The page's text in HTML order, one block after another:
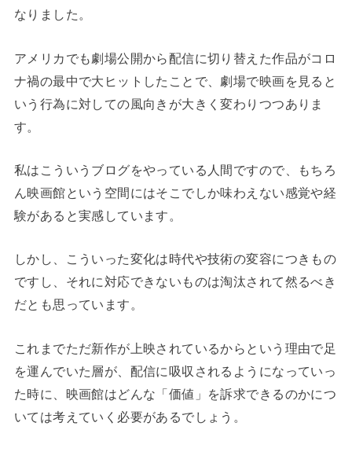
なりました。
アメリカでも劇場公開から配信に切り替えた作品がコロ
ナ禍の最中で大ヒットしたことで、劇場で映画を見ると
いう行為に対しての風向きが大きく変わりつつありま
す。
私はこういうブログをやっている人間ですので、もちろ
ん映画館という空間にはそこでしか味わえない感覚や経
験があると実感しています。
しかし、こういった変化は時代や技術の変容につきもの
ですし、それに対応できないものは淘汰されて然るべき
だとも思っています。
これまでただ新作が上映されているからという理由で足
を運んでいた層が、配信に吸収されるようになっていっ
た時に、映画館はどんな「価値」を訴求できるのかにつ
いては考えていく必要があるでしょう。